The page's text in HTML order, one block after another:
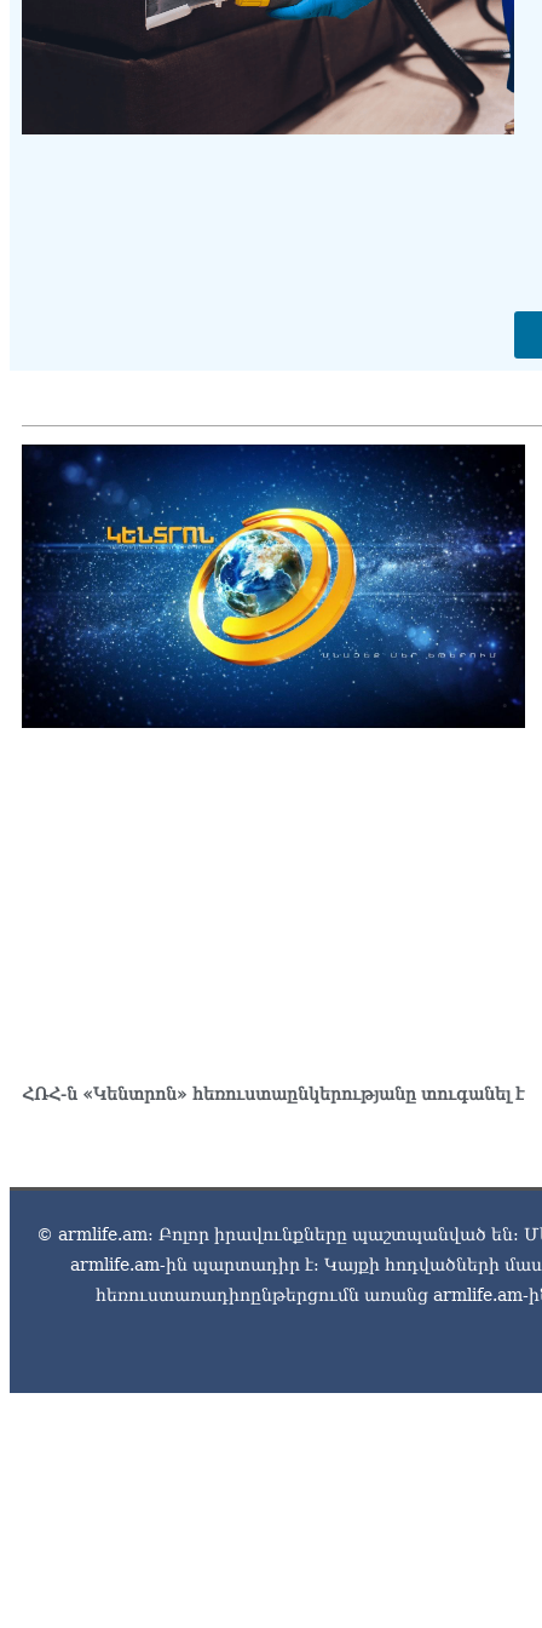
ՀՌՀ-ն «Կենտրոն» հեռուստաընկերությանը տուգանել է
© armlife.am: Բոլոր իրավունքները պաշտպանված են:
armlife.am-ին պարտադիր է: Կայքի հոդվածների
հեռուստառադիոընթերցումն առանց armlife.am-